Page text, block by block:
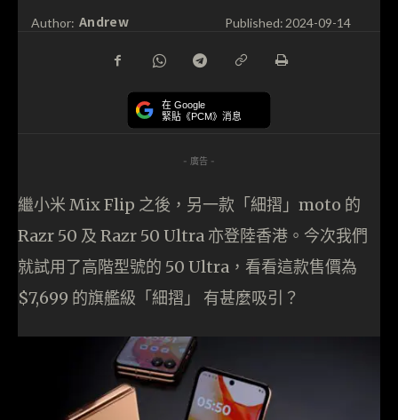
Author: Andrew Published: 2024-09-14
在 Google
緊貼《PCM》消息
- 廣告 -
繼小米 Mix Flip 之後，另一款「細摺」moto 的
Razr 50 及 Razr 50 Ultra 亦登陸香港。今次我們
就試用了高階型號的 50 Ultra，看看這款售價為
$7,699 的旗艦級「細摺」 有甚麼吸引？